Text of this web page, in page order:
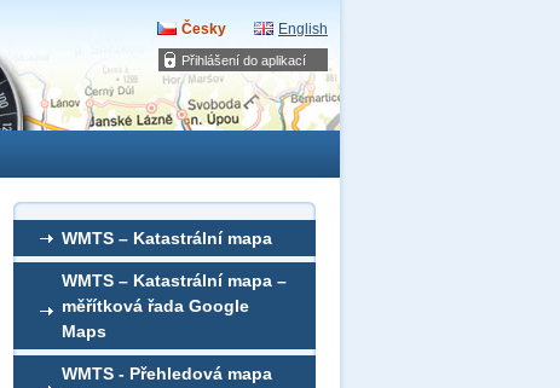
Přihlášení do aplikací
Česky English
WMTS – Katastrální mapa
WMTS – Katastrální mapa –
měřítková řada Google
Maps
WMTS - Přehledová mapa